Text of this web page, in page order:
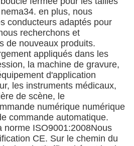
en plus, nous
conducteurs adaptés pour
recherchons et
de nouveaux produits.
appliqués dans les
la machine de gravure,
d'application
les instruments médicaux,
de scène, le
numérique numérique
commande automatique.
norme ISO9001:2008Nous
CE. Sur le chemin du